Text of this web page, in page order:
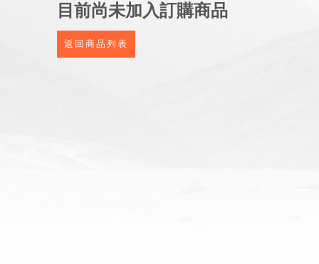
目前尚未加入訂購商品